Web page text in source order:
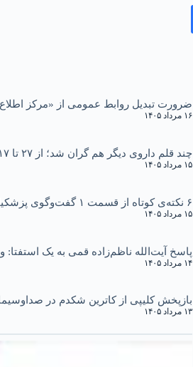
ضرورت تبدیل روابط عمومی از «مرکز
۱۶ مرداد ۱۴۰۵
چند قلم داروی دیگر هم گران شد؛ از ۲۷ تا ۱۱۷ درصد
۱۵ مرداد ۱۴۰۵
۶ نکته‌ی کوتاه از قسمت ۱ گفت‌وگوی پزشکیان با مردم
۱۵ مرداد ۱۴۰۵
پاسخ آیت‌الله ناظم‌زاده قمی به یک
۱۴ مرداد ۱۴۰۵
بازپخش کلیپی از کاترین شکدم در
۱۳ مرداد ۱۴۰۵